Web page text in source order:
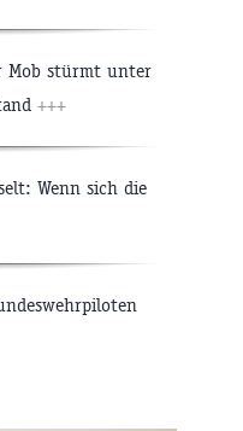
Mob stürmt unter
+++
Wenn sich die